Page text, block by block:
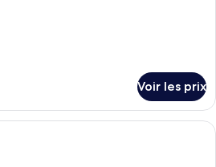
Voir les prix
Une salle de bain avec une grande